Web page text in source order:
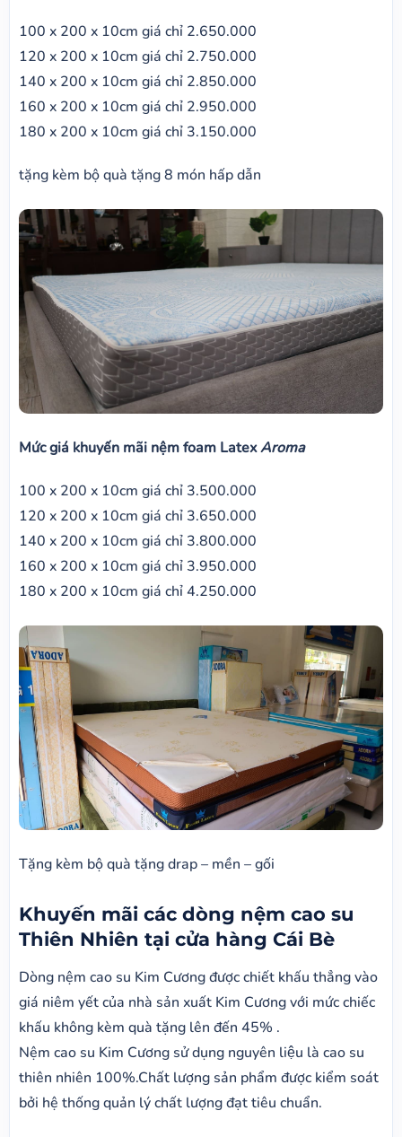
100 x 200 x 10cm giá chỉ 2.650.000
120 x 200 x 10cm giá chỉ 2.750.000
140 x 200 x 10cm giá chỉ 2.850.000
160 x 200 x 10cm giá chỉ 2.950.000
180 x 200 x 10cm giá chỉ 3.150.000
tặng kèm bộ quà tặng 8 món hấp dẫn
Mức giá khuyến mãi nệm foam LatexAroma
100 x 200 x 10cm giá chỉ 3.500.000
120 x 200 x 10cm giá chỉ 3.650.000
140 x 200 x 10cm giá chỉ 3.800.000
160 x 200 x 10cm giá chỉ 3.950.000
180 x 200 x 10cm giá chỉ 4.250.000
Tặng kèm bộ quà tặng drap – mền – gối
Khuyến mãi các dòng nệm cao su
Thiên Nhiên tại cửa hàng Cái Bè
Dòng nệm cao su Kim Cương được chiết khấu thẳng vào
giá niêm yết của nhà sản xuất Kim Cương với mức chiếc
khấu không kèm quà tặng lên đến 45% .
Nệm cao su Kim Cương sử dụng nguyên liệu là cao su
thiên nhiên 100%.Chất lượng sản phẩm được kiểm soát
bởi hệ thống quản lý chất lượng đạt tiêu chuẩn.